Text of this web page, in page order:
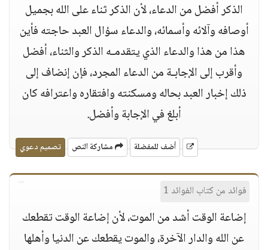
الذكر أفضل من الدعاء، لأن الذكر ثناء على الله بجميل
أوصافه وآلائه وأسمائه، والدعاء سؤال العبد حاجته فأين
هذا من هذا والدعاء الذي يتقدمـه الذكر والثناء، أفضل
وأقرب إلى الإجابـة من الدعاء المجرد، فإن إنضاف إلى
ذلك إخبار العبد بحاله ومسكنته وافتقاره واعترافه كان
أبلغ في الإجابة وأفضل.
أضف للمفضلة مشاركة النص تصميم دعوي
فوائد من كتاب الفوائد 1
إضاعة الوقت أشد من الموت، لأن إضاعة الوقت تقطعك
عن الله والدار الآخرة، والموت يقطعك عن الدنيا وأهلها